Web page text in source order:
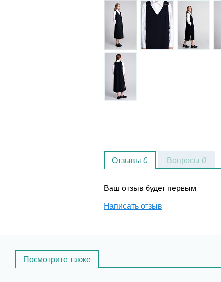
Отзывы 0
Ваш отзыв будет первым
Написать отзыв
Вопросы 0
Посмотрите также